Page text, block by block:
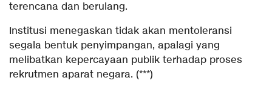
terencana dan berulang.
Institusi menegaskan tidak akan mentoleransi
segala bentuk penyimpangan, apalagi yang
melibatkan kepercayaan publik terhadap proses
rekrutmen aparat negara. (***)